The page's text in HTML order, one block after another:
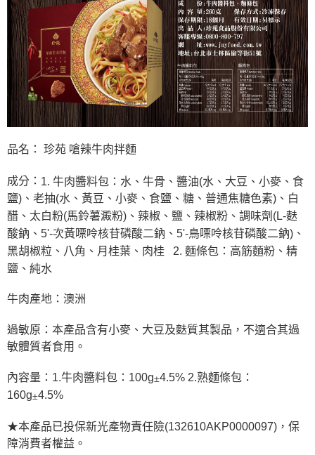
品名： 珍苑 嗆辣牛肉拌麵
成分： 1. 牛肉醬料包：水、牛骨、醬油(水、大豆、小麥、食
鹽)、老抽(水、黃豆、小麥、食鹽、糖、普通焦糖色素)、白
醋、太白粉(馬鈴薯澱粉)、辣椒、鹽、辣椒粉、調味劑(L-麩
酸鈉、5'-次黃嘌呤核苷磷酸二鈉、5'-鳥嘌呤核苷磷酸二鈉)、
黑胡椒粒、八角、月桂葉、肉桂 2. 麵條包：高筋麵粉、精
鹽、純水
牛肉產地：澳洲
過敏原：本產品含有小麥、大豆及麩質其製品，不適合其過
敏體質者食用。
內容量：1.牛肉醬料包：100g±4.5% 2.熟麵條包：
160g±4.5%
★本產品已投保新光產物責任險(132610AKP0000097)，保
障消費者權益。